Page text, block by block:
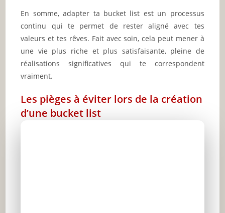
En somme, adapter ta bucket list est un processus
continu qui te permet de rester aligné avec tes
valeurs et tes rêves. Fait avec soin, cela peut mener à
une vie plus riche et plus satisfaisante, pleine de
réalisations significatives qui te correspondent
vraiment.
Les pièges à éviter lors de la création
d’une bucket list